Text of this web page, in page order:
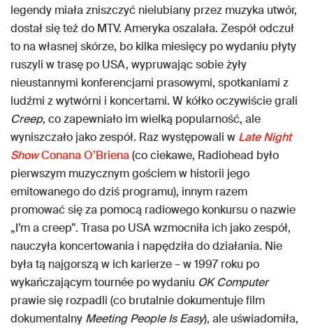
legendy miała zniszczyć nielubiany przez muzyka utwór,
dostał się też do MTV. Ameryka oszalała. Zespół odczuł
to na własnej skórze, bo kilka miesięcy po wydaniu płyty
ruszyli w trasę po USA, wypruwając sobie żyły
nieustannymi konferencjami prasowymi, spotkaniami z
ludźmi z wytwórni i koncertami. W kółko oczywiście grali
Creep, co zapewniało im wielką popularność, ale
wyniszczało jako zespół. Raz występowali w Late Night
ShowConana O’Briena(co ciekawe, Radiohead było
pierwszym muzycznym gościem w historii jego
emitowanego do dziś programu), innym razem
promować się za pomocą radiowego konkursu o nazwie
„I’m a creep”. Trasa po USA wzmocniła ich jako zespół,
nauczyła koncertowania i napędziła do działania. Nie
była tą najgorszą w ich karierze – w 1997 roku po
wykańczającym tournée po wydaniu OK Computer
prawie się rozpadli (co brutalnie dokumentuje film
dokumentalny Meeting People Is Easy), ale uświadomiła,